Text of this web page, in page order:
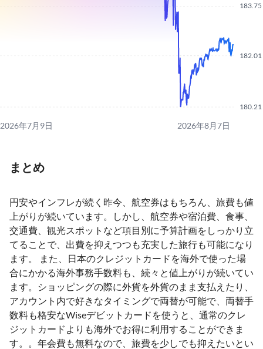
180.21
182.01
183.75
2026年7月9日 2026年8月7日
まとめ
円安やインフレが続く昨今、航空券はもちろん、旅費も値
上がりが続いています。しかし、航空券や宿泊費、食事、
交通費、観光スポットなど項目別に予算計画をしっかり立
てることで、出費を抑えつつも充実した旅行も可能になり
ます。 また、日本のクレジットカードを海外で使った場
合にかかる海外事務手数料も、続々と値上がりが続いてい
ます。ショッピングの際に外貨を外貨のまま支払えたり、
アカウント内で好きなタイミングで両替が可能で、両替手
数料も格安なWiseデビットカードを使うと、通常のクレ
ジットカードよりも海外でお得に利用することができま
す。。年会費も無料なので、旅費を少しでも抑えたいとい